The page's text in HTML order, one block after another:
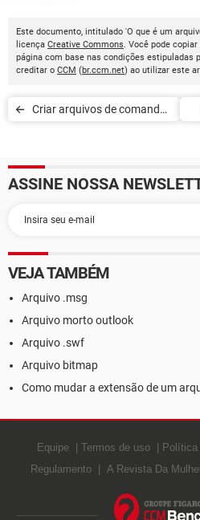
Este documento, intitulado 'O que é um
licença Creative Commons. Você pode
página com base nas condições estipuladas
creditar o CCM (br.ccm.net) ao utilizar este
Criar arquivos de comando
ASSINE NOSSA
VEJA TAMBÉM
Arquivo .msg
Arquivo morto outlook
Arquivo .swf
Arquivo bitmap
Como mudar a extensão de um
Equipe Termos de uso Política
Regulamento
A Revista Da